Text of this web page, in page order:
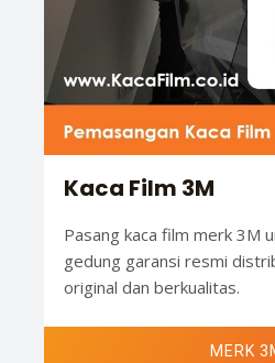
Kaca Film 3M
Pasang kaca film merk 3M
gedung garansi resmi
original dan berkualitas.
MERK